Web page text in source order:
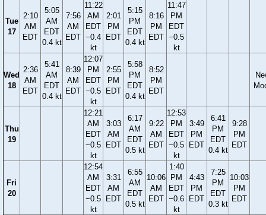
Tue
17
2:10
AM
EDT
5:05
AM
EDT
0.4 kt
7:56
AM
EDT
11:22
AM
EDT
−0.4
kt
2:01
PM
EDT
5:15
PM
EDT
0.4 kt
8:16
PM
EDT
11:47
PM
EDT
−0.5
kt
Wed
18
2:36
AM
EDT
5:41
AM
EDT
0.4 kt
8:39
AM
EDT
12:07
PM
EDT
−0.5
kt
2:55
PM
EDT
5:58
PM
EDT
0.4 kt
8:52
PM
EDT
Thu
19
12:21
AM
EDT
−0.5
kt
3:03
AM
EDT
6:17
AM
EDT
0.5 kt
9:22
AM
EDT
12:53
PM
EDT
−0.5
kt
3:49
PM
EDT
6:41
PM
EDT
0.4 kt
9:28
PM
EDT
Fri
20
12:54
AM
EDT
−0.5
kt
3:31
AM
EDT
6:55
AM
EDT
0.5 kt
10:06
AM
EDT
1:40
PM
EDT
−0.6
kt
4:43
PM
EDT
7:25
PM
EDT
0.3 kt
10:03
PM
EDT